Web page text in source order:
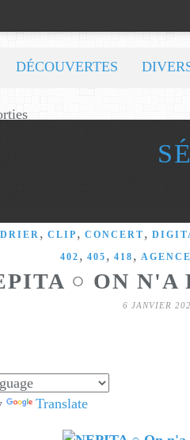
DÉCOUVERTES
, CLIP , CONCERT ,
402 , 405 , 418 ,
○ ON N'A
6 JANVIER
Translate